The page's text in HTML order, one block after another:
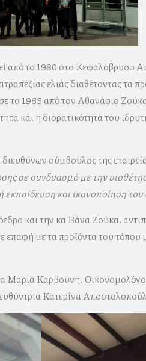
το 1980 στο Κεφαλόβρυσο
ελιάς διαθέτοντας τα
το 1965 από τον Αθανάσιο
και η διορατικότητα του
σύμβουλος της
σε συνδυασμό με την
και ικανοποίηση
και την κα Βάνα Ζούκα,
με τα προϊόντα του τόπου
Μαρία Καρβούνη,
Κατερίνα